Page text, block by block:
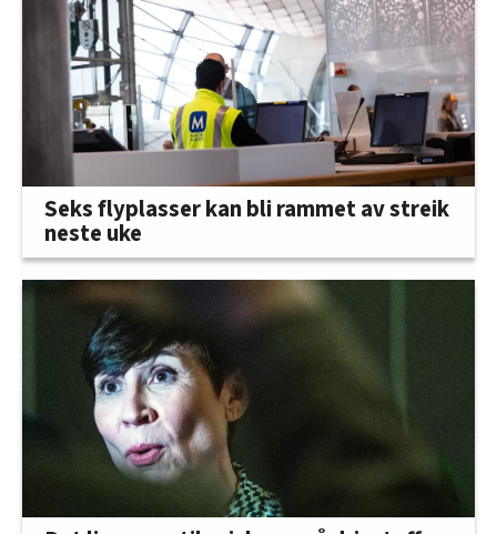
Seks flyplasser kan bli rammet av streik
neste uke